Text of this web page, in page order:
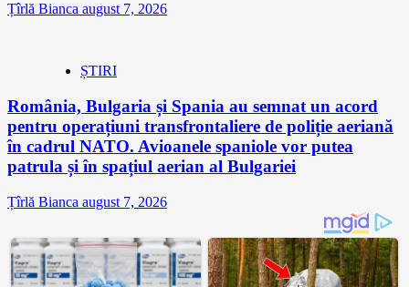
Țîrlă Bianca august 7, 2026
ȘTIRI
România, Bulgaria și Spania au semnat un acord
pentru operațiuni transfrontaliere de poliție aeriană
în cadrul NATO. Avioanele spaniole vor putea
patrula și în spațiul aerian al Bulgariei
Țîrlă Bianca august 7, 2026